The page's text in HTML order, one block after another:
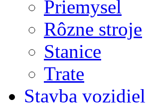
Priemysel
Rôzne stroje
Stanice
Trate
Stavba vozidiel